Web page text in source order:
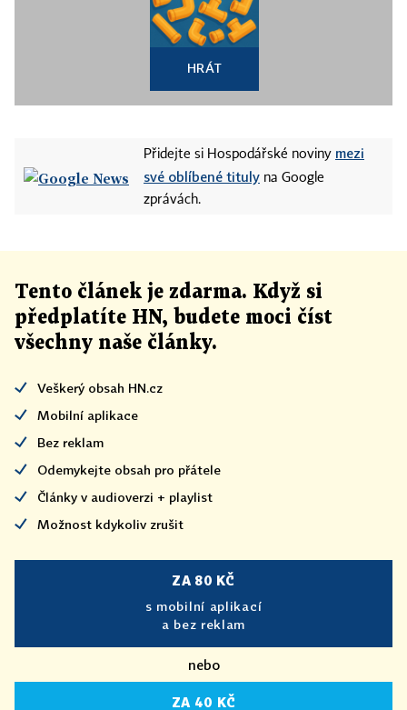
HRÁT
Přidejte si Hospodářské noviny mezi
své oblíbené tituly na Google
zprávách.
Tento článek je zdarma. Když si
předplatíte HN, budete moci číst
všechny naše články.
Veškerý obsah HN.cz
Mobilní aplikace
Bez reklam
Odemykejte obsah pro přátele
Články v audioverzi + playlist
Možnost kdykoliv zrušit
ZA 80 KČ
s mobilní aplikací
a bez reklam
nebo
ZA 40 KČ